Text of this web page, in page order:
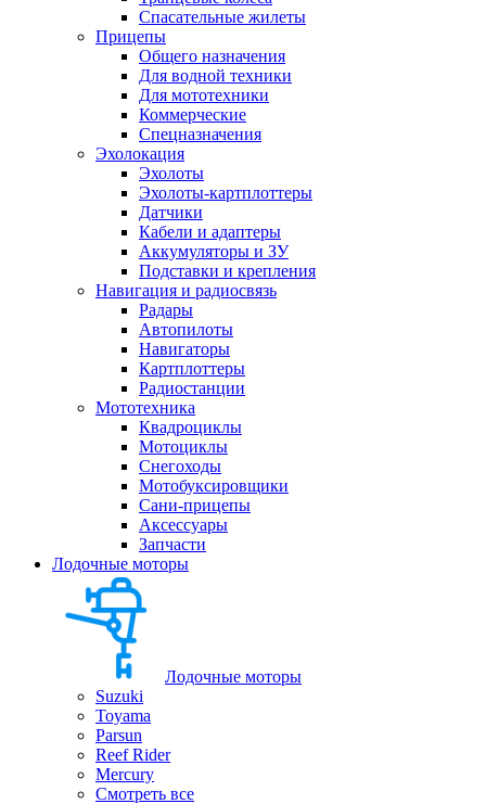
Спасательные жилеты
Прицепы
Общего назначения
Для водной техники
Для мототехники
Коммерческие
Спецназначения
Эхолокация
Эхолоты
Эхолоты-картплоттеры
Датчики
Кабели и адаптеры
Аккумуляторы и ЗУ
Подставки и крепления
Навигация и радиосвязь
Радары
Автопилоты
Навигаторы
Картплоттеры
Радиостанции
Мототехника
Квадроциклы
Мотоциклы
Снегоходы
Мотобуксировщики
Сани-прицепы
Аксессуары
Запчасти
Лодочные моторы
Лодочные моторы
Suzuki
Toyama
Parsun
Reef Rider
Mercury
Смотреть все